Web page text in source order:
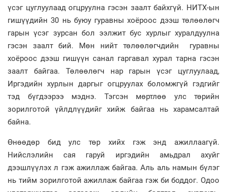
үсэг цуглуулаад огцруулна гэсэн заалт байхгүй. НИТХ-ын
гишүүдийн 30 нь буюу гуравны хоёроос дээш төлөөлөгч
гарын үсэг зурсан бол ээлжит бус хурлыг хуралдуулна
гэсэн заалт бий. Мөн нийт төлөөлөгчдийн гуравны
хоёроос дээш гишүүн санал гаргавал хурал тарна гэсэн
заалт байгаа. Төлөөлөгч нар гарын үсэг цуглуулаад,
Иргэдийн хурлын даргыг огцруулах боломжгүй гэдгийг
тэд бүгдээрээ мэднэ. Тэгсэн мөртлөө улс төрийн
зорилготой үйлдлүүдийг хийж байгаа нь харамсалтай
байна.
Өнөөдөр бид улс төр хийх гэж энд ажиллаагүй.
Нийслэлийн сая гаруй иргэдийн амьдрал ахуйг
дээшлүүлэх л гэж ажиллаж байгаа. Аль аль намын бүлэг
нь тийм зорилготой ажиллаж байгаа гэж би боддог. Одоо